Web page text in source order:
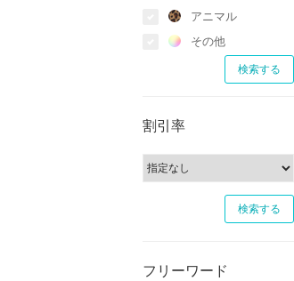
アニマル
その他
割引率
フリーワード